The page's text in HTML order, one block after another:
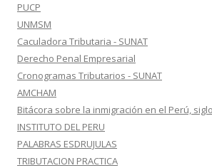
PUCP
UNMSM
Caculadora Tributaria - SUNAT
Derecho Penal Empresarial
Cronogramas Tributarios - SUNAT
AMCHAM
Bitácora sobre la inmigración en el Perú,
INSTITUTO DEL PERU
PALABRAS ESDRUJULAS
TRIBUTACION PRACTICA